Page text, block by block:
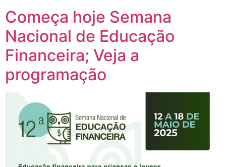
Começa hoje Semana
Nacional de Educação
Financeira; Veja a
programação